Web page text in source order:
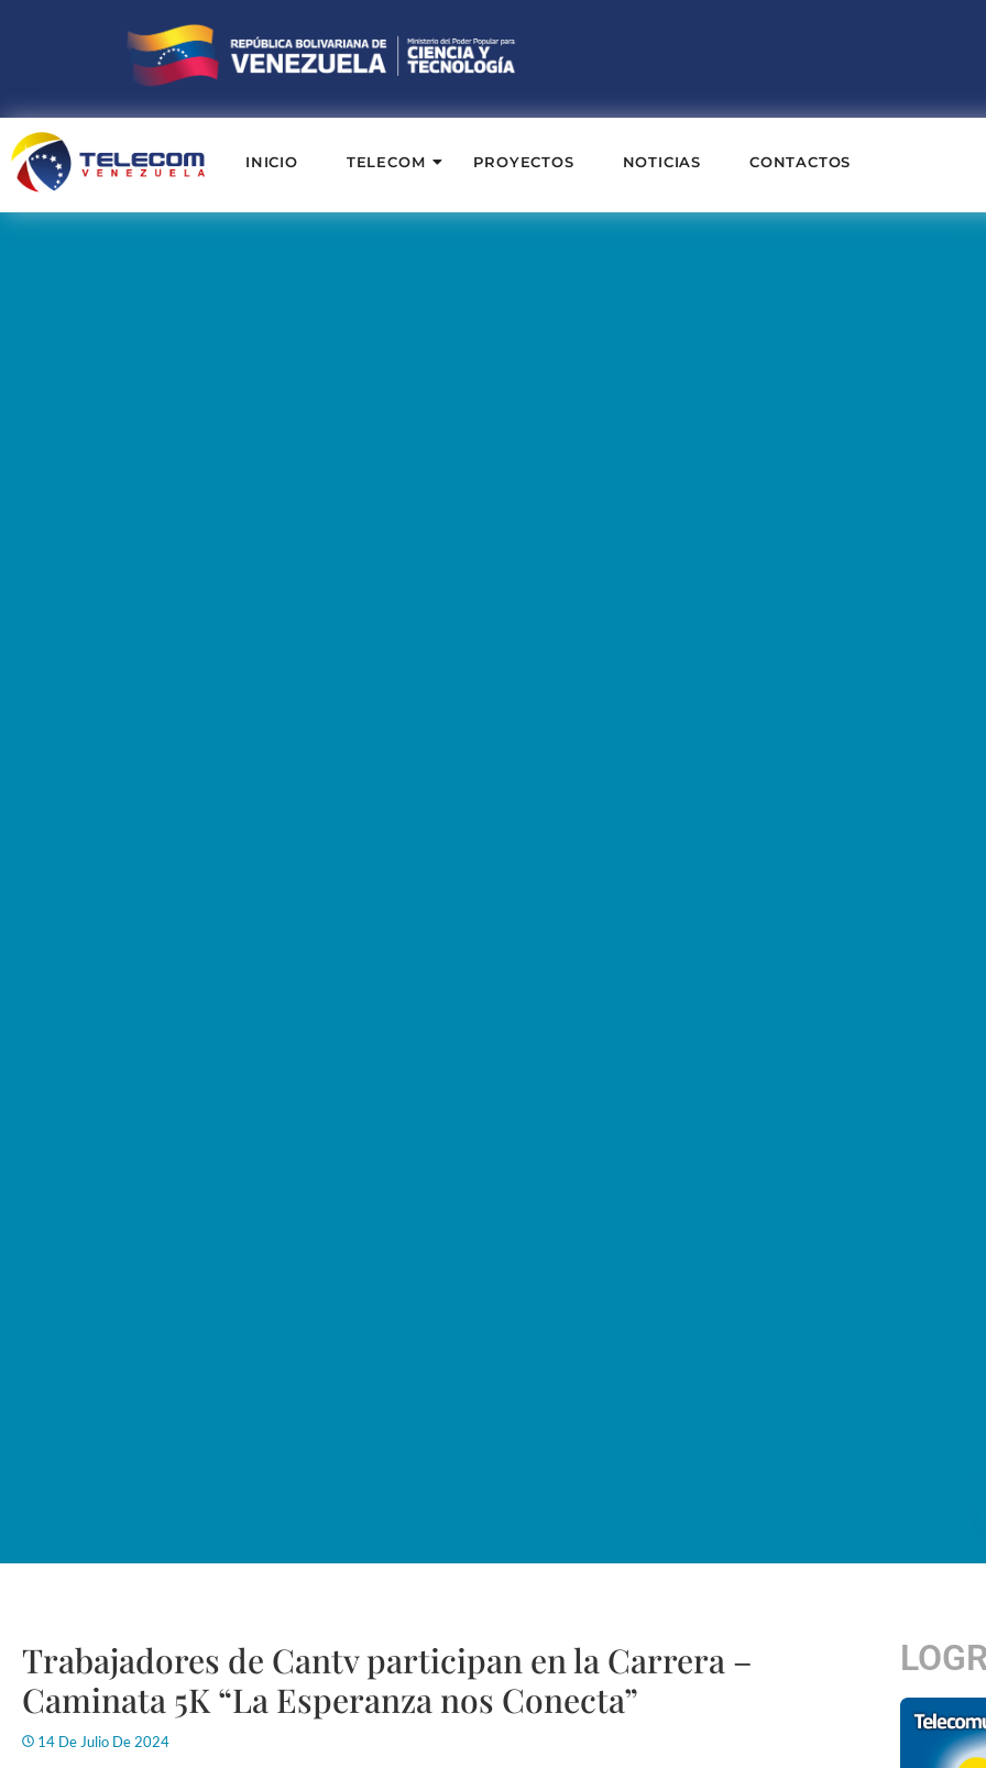
INICIO TELECOM PROYECTOS NOTICIAS CONTACTOS
Trabajadores de Cantv participan en la Carrera –
Caminata 5K “La Esperanza nos Conecta”
14 De Julio De 2024